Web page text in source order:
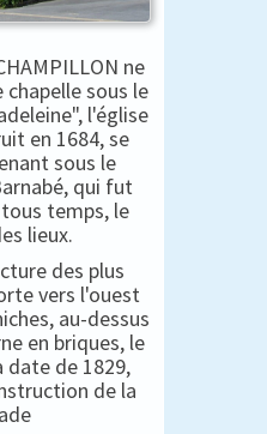
ne
sous le
l'église
en 1684, se
sous le
qui fut
temps, le
lieux.
des plus
vers l'ouest
au-dessus
en briques, le
date de 1829,
de la